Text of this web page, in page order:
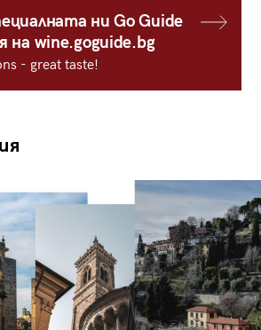
ни Go Guide
на wine.goguide.bg
- great taste!